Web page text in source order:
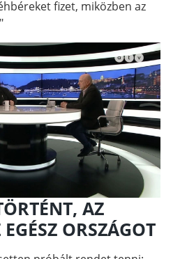
fizet, miközben az
AZ
ORSZÁGOT